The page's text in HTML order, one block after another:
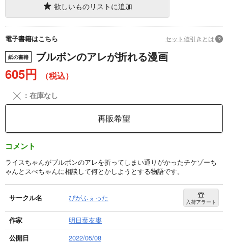
欲しいものリストに追加
電子書籍はこちら セット値引きとは ?
紙の書籍 ブルボンのアレが折れる漫画
605円 （税込）
╳ ：在庫なし
再販希望
コメント
ライスちゃんがブルボンのアレを折ってしまい通りがかったチケゾーち
ゃんとスぺちゃんに相談して何とかしようとする物語です。
サークル名 ぴがふぇった 入荷アラート
作家
明日葉友婁
公開日
2022/05/08